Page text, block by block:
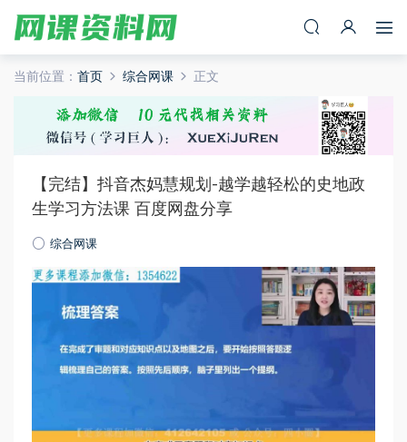
当前位置： 首页 综合网课 正文
【完结】抖音杰妈慧规划-越学越轻松的史地政
生学习方法课 百度网盘分享
综合网课